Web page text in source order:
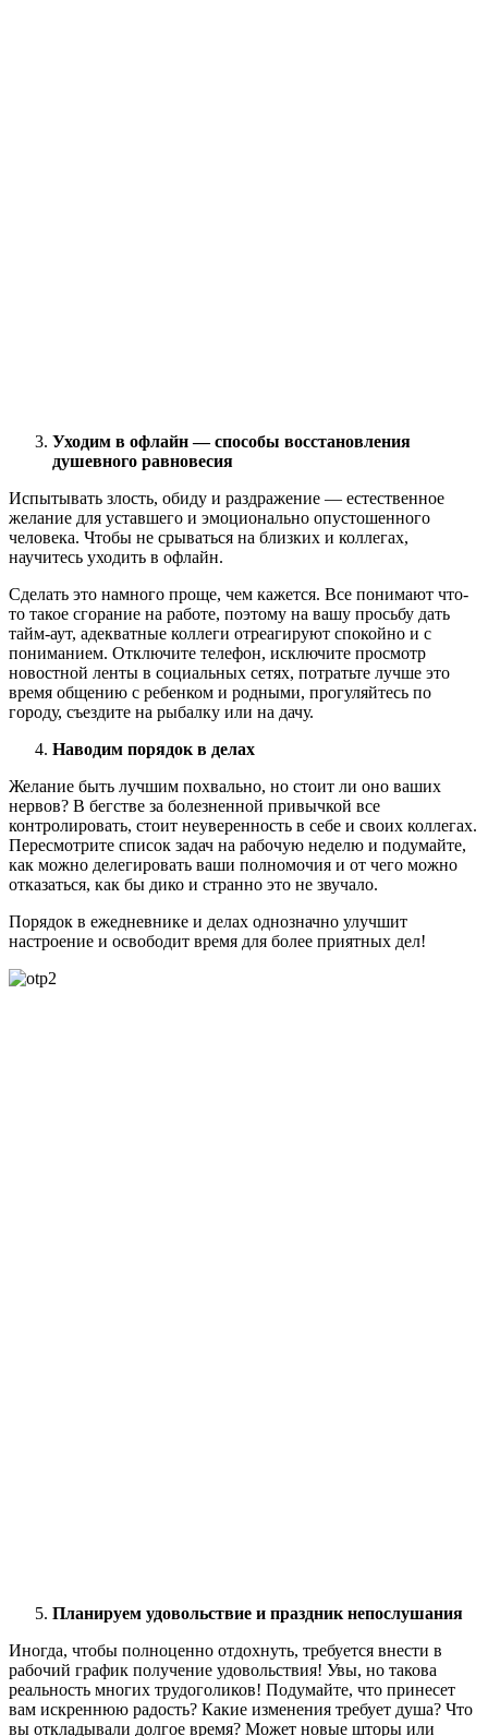
Уходим в офлайн — способы восстановления
душевного равновесия
Испытывать злость, обиду и раздражение — естественное
желание для уставшего и эмоционально опустошенного
человека. Чтобы не срываться на близких и коллегах,
научитесь уходить в офлайн.
Сделать это намного проще, чем кажется. Все понимают что-
то такое сгорание на работе, поэтому на вашу просьбу дать
тайм-аут, адекватные коллеги отреагируют спокойно и с
пониманием. Отключите телефон, исключите просмотр
новостной ленты в социальных сетях, потратьте лучше это
время общению с ребенком и родными, прогуляйтесь по
городу, съездите на рыбалку или на дачу.
Наводим порядок в делах
Желание быть лучшим похвально, но стоит ли оно ваших
нервов? В бегстве за болезненной привычкой все
контролировать, стоит неуверенность в себе и своих коллегах.
Пересмотрите список задач на рабочую неделю и подумайте,
как можно делегировать ваши полномочия и от чего можно
отказаться, как бы дико и странно это не звучало.
Порядок в ежедневнике и делах однозначно улучшит
настроение и освободит время для более приятных дел!
Планируем удовольствие и праздник непослушания
Иногда, чтобы полноценно отдохнуть, требуется внести в
рабочий график получение удовольствия! Увы, но такова
реальность многих трудоголиков! Подумайте, что принесет
вам искреннюю радость? Какие изменения требует душа? Что
вы откладывали долгое время? Может новые шторы или